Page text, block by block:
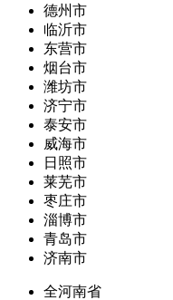
德州市
临沂市
东营市
烟台市
潍坊市
济宁市
泰安市
威海市
日照市
莱芜市
枣庄市
淄博市
青岛市
济南市
全河南省